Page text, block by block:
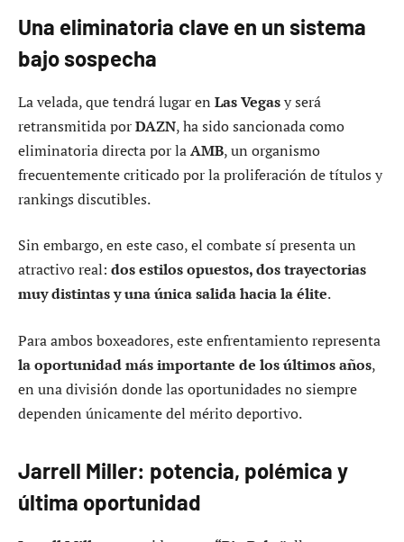
Una eliminatoria clave en un sistema
bajo sospecha
La velada, que tendrá lugar en Las Vegasy será
retransmitida porDAZN, ha sido sancionada como
eliminatoria directa por laAMB, un organismo
frecuentemente criticado por la proliferación de títulos y
rankings discutibles.
Sin embargo, en este caso, el combate sí presenta un
atractivo real: dos estilos opuestos, dos trayectorias
muy distintas y una única salida hacia la élite.
Para ambos boxeadores, este enfrentamiento representa
la oportunidad más importante de los últimos años,
en una división donde las oportunidades no siempre
dependen únicamente del mérito deportivo.
Jarrell Miller: potencia, polémica y
última oportunidad